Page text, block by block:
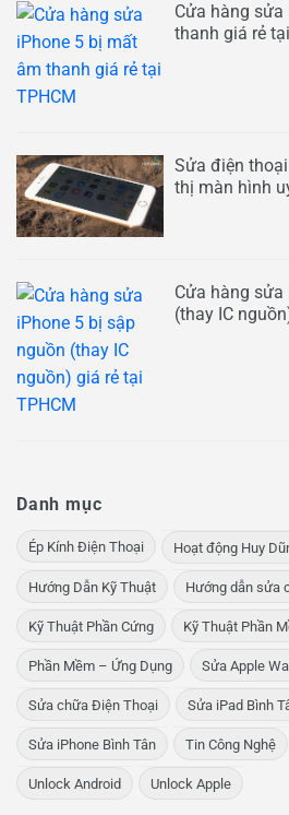
Cửa hàng
thanh giá rẻ
Sửa điện
thị màn hình
Cửa hàng sửa
(thay IC
Danh mục
Ép Kính Điện Thoại Hoạt động Huy
Hướng Dẫn Kỹ Thuật Hướng dẫn sửa
Kỹ Thuật Phần Cứng Kỹ Thuật Phần
Phần Mềm – Ứng Dụng Sửa Apple
Sửa chữa Điện Thoại Sửa iPad Bình
Sửa iPhone Bình Tân Tin Công Nghệ
Unlock Android Unlock Apple